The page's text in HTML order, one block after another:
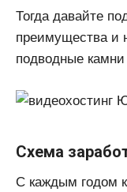
Тогда давайте
преимущества и
подводные камни
Схема
С каждым годом